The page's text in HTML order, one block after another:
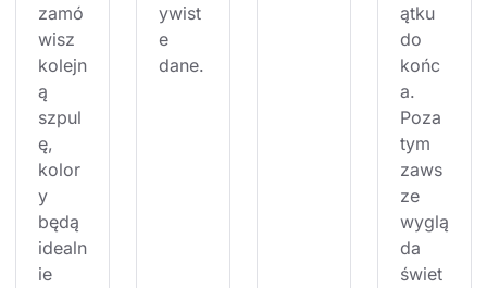
zamó
wisz
kolejn
ą
szpul
ę,
kolor
y
będą
idealn
ie
ywist
e
dane.
ątku
do
końc
a.
Poza
tym
zaws
ze
wyglą
da
świet